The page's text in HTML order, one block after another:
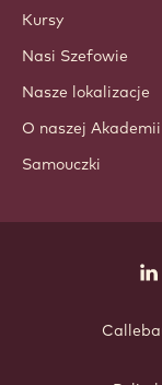
Kursy
Nasi Szefowie
Nasze lokalizacje
O naszej Akademii
Samouczki